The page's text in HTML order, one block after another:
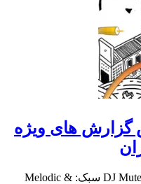
گزارش های ویژه
نام موسیقی: Sunset 2010 آهنگساز: DJ Mutek سبک: Melodic &